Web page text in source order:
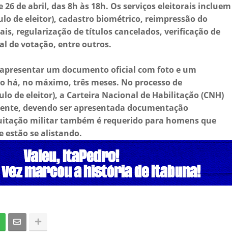
de abril, das 8h às 18h. Os serviços eleitorais incluem
de eleitor), cadastro biométrico, reimpressão do
regularização de títulos cancelados, verificação de
de votação, entre outros.
um documento oficial com foto e um
no máximo, três meses. No processo de
de eleitor), a Carteira Nacional de Habilitação (CNH)
devendo ser apresentada documentação
militar também é requerido para homens que
estão se alistando.